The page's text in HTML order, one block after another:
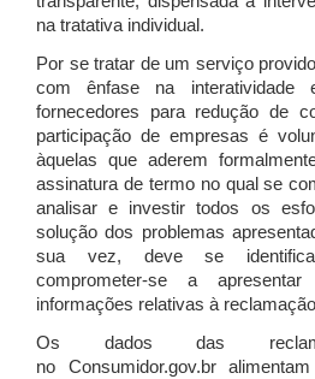
na tratativa individual.
Por se tratar de um serviço
com ênfase na interatividade
fornecedores para redução de
participação de empresas é
àquelas que aderem
assinatura de termo no qual se
analisar e investir todos os
solução dos problemas
sua vez, deve se
comprometer-se a
informações relativas à
Os dados das
no Consumidor.gov.br